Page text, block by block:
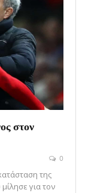
στον
0
της
για τον